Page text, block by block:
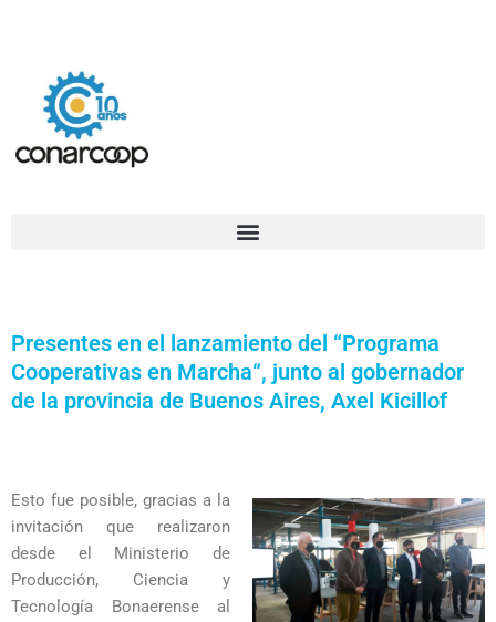
Presentes en el lanzamiento del “Programa
Cooperativas en Marcha“, junto al gobernador
de la provincia de Buenos Aires, Axel Kicillof
Esto fue posible, gracias a la
invitación que realizaron
desde el Ministerio de
Producción, Ciencia y
Tecnología Bonaerense al